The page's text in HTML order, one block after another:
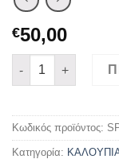
€50,00
ΠΛΑΝΟΣ DLN203
Κωδικός προϊόντος:
Κατηγορία: